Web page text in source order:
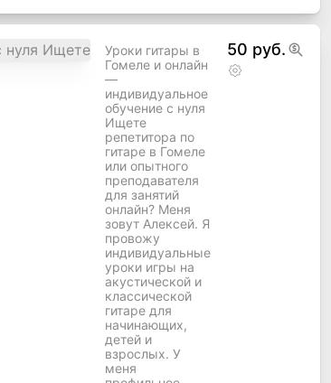
Уроки гитары в
Гомеле и онлайн
—
индивидуальное
обучение с нуля
Ищете
репетитора по
гитаре в Гомеле
или опытного
преподавателя
для занятий
онлайн? Меня
зовут Алексей. Я
провожу
индивидуальные
уроки игры на
акустической и
классической
гитаре для
начинающих,
детей и
взрослых. У
меня
50 руб.